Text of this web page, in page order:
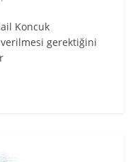
Koncuk
gerektiğini